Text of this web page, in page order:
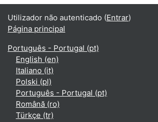
Utilizador não autenticado (Entrar)
Página principal
Português - Portugal ‎(pt)‎
English ‎(en)‎
Italiano ‎(it)‎
Polski ‎(pl)‎
Português - Portugal ‎(pt)‎
Română ‎(ro)‎
Türkçe ‎(tr)‎